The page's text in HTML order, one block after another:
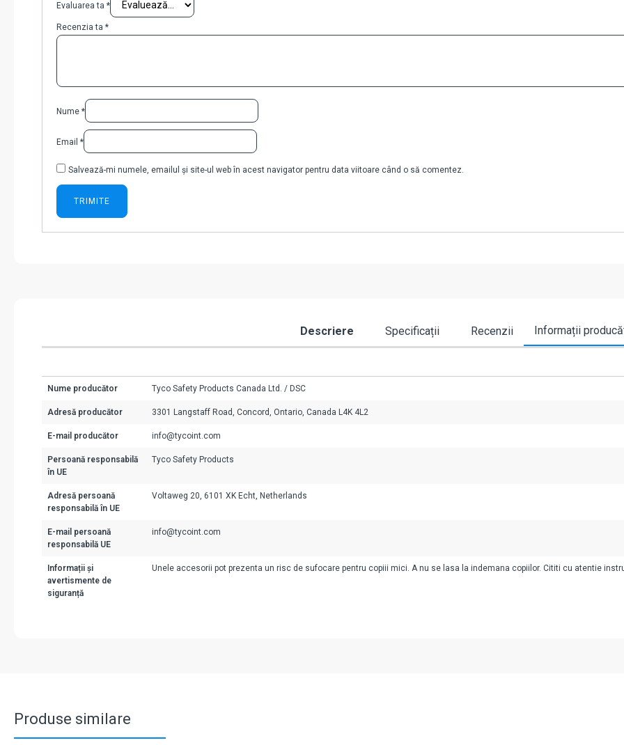
Evaluarea ta *
Recenzia ta *
Nume *
Email *
Salvează-mi numele, emailul și site-ul web în acest navigator pentru data viitoare când o să comentez.
Descriere Specificații Recenzii Informații
Nume producător Tyco Safety Products Canada Ltd. / DSC
Adresă producător 3301 Langstaff Road, Concord, Ontario, Canada L4K 4L2
E-mail producător info@tycoint.com
Persoană responsabilă
în UE
Tyco Safety Products
Adresă persoană
responsabilă în UE
Voltaweg 20, 6101 XK Echt, Netherlands
E-mail persoană
responsabilă UE
info@tycoint.com
Informații și
avertismente de
siguranță
Unele accesorii pot prezenta un risc de sufocare pentru copiii mici. A nu se lasa la indemana copiilor. Cititi cu atentie
Produse similare